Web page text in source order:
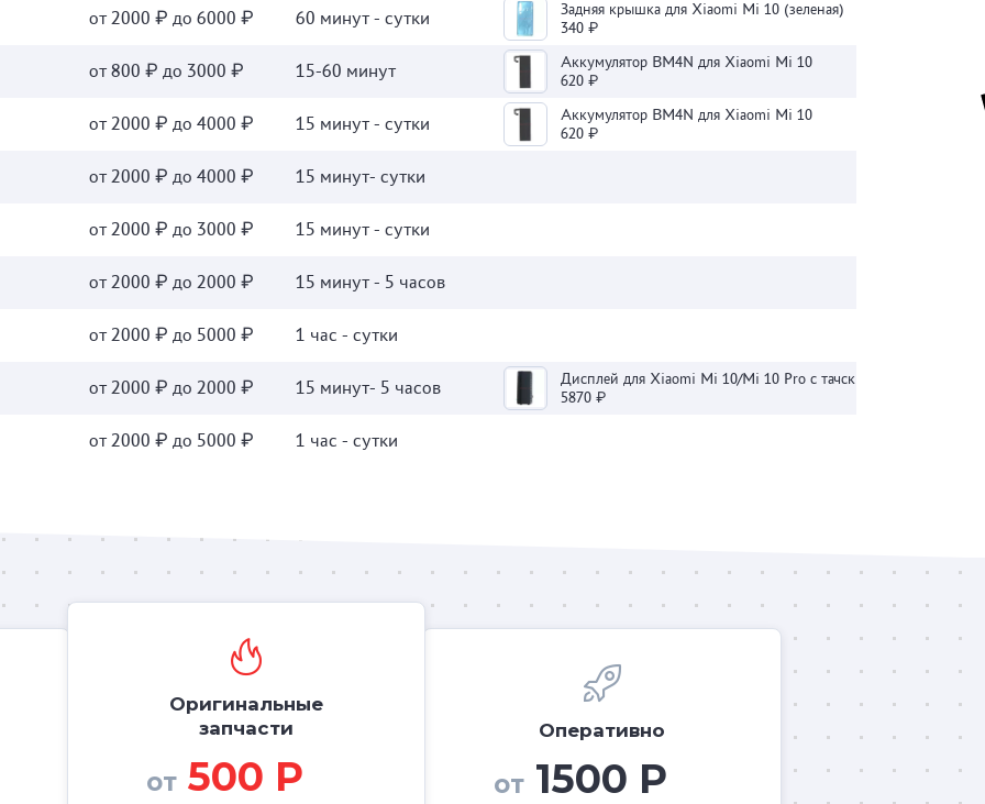
от 2000 ₽ до 6000 ₽ 60 минут - сутки
Задняя крышка для Xiaomi Mi 10 (зеленая)
340 ₽
от 800 ₽ до 3000 ₽ 15-60 минут
Аккумулятор BM4N для Xiaomi Mi 10
620 ₽
от 2000 ₽ до 4000 ₽ 15 минут - сутки
Аккумулятор BM4N для Xiaomi Mi 10
620 ₽
от 2000 ₽ до 4000 ₽ 15 минут- сутки
от 2000 ₽ до 3000 ₽ 15 минут - сутки
от 2000 ₽ до 2000 ₽ 15 минут - 5 часов
от 2000 ₽ до 5000 ₽ 1 час - сутки
от 2000 ₽ до 2000 ₽ 15 минут- 5 часов
Дисплей для Xiaomi Mi 10/Mi 10 Pro с тачскрином (черный) - OLED
5870 ₽
от 2000 ₽ до 5000 ₽ 1 час - сутки
Оригинальные
запчасти
от500 Р
Оперативно
от1500 Р